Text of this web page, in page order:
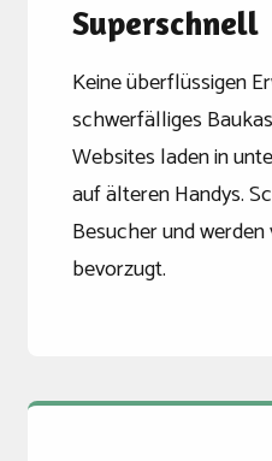
Superschnell
Keine überflüssigen
schwerfälliges
Websites laden in
auf älteren Handys.
Besucher und
bevorzugt.